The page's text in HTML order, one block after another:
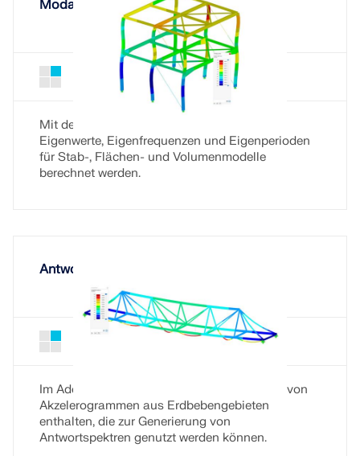
API Dokumentation
Erste Schritte
Modellobjekte
Abos & Preise
Beispiele
mit CBFEM gemäß EN 1993-1-8 und AISC 360,
vollständig integriert in RFEM 6 für schnellere und
genauere Arbeitsabläufe in der Tragwerksplanung.
Modalanalyse
Modalanalyse für RSTAB 9 Add-On
Mit dem Add-On Modalanalyse können
Eigenwerte, Eigenfrequenzen und Eigenperioden
für Stab-, Flächen- und Volumenmodelle
berechnet werden.
Antwortspektrenverfahren
Antwortspektrenverfahren für RSTAB 9 Add-On
Im Add-On ist eine umfangreiche Bibliothek von
Akzelerogrammen aus Erdbebengebieten
enthalten, die zur Generierung von
Antwortspektren genutzt werden können.